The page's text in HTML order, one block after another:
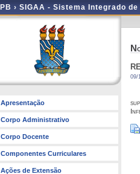
› SIGAA - Sistema Integrado
Apresentação
Corpo Administrativo
Corpo Docente
Componentes Curriculares
Ações de Extensão
09/